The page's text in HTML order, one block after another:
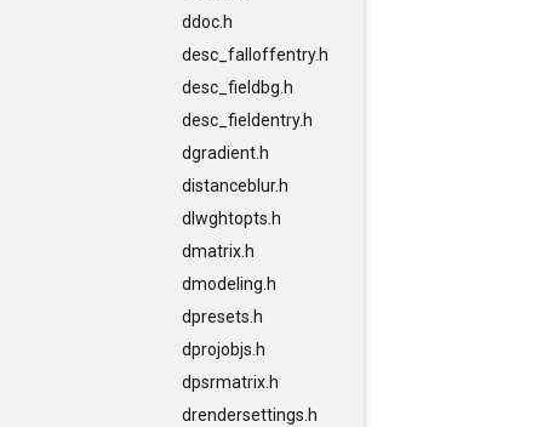
ddoc.h
desc_falloffentry.h
desc_fieldbg.h
desc_fieldentry.h
dgradient.h
distanceblur.h
dlwghtopts.h
dmatrix.h
dmodeling.h
dpresets.h
dprojobjs.h
dpsrmatrix.h
drendersettings.h